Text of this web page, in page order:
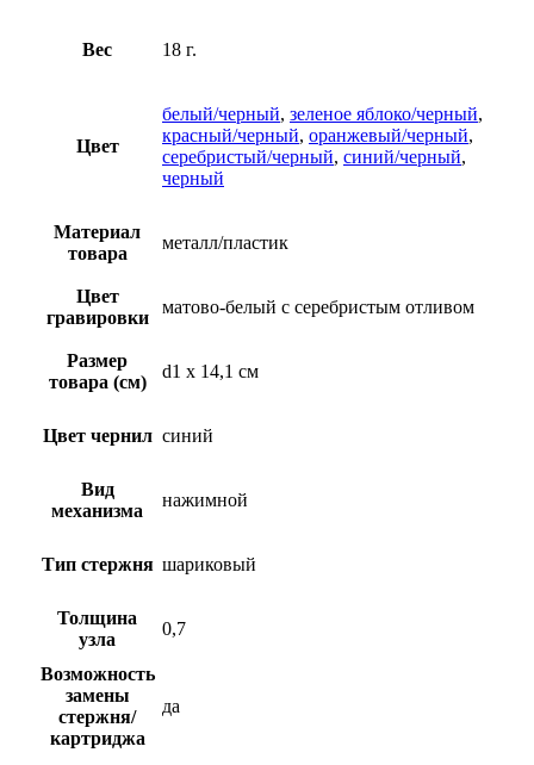
Вес 18 г.
Цвет
белый/черный, зеленое яблоко/черный,
красный/черный, оранжевый/черный,
серебристый/черный, синий/черный,
черный
Материал
товара
металл/пластик
Цвет
гравировки
матово-белый с серебристым отливом
Размер
товара (см)
d1 х 14,1 см
Цвет чернил синий
Вид
механизма
нажимной
Тип стержня шариковый
Толщина
узла
0,7
Возможность
замены
стержня/
картриджа
да